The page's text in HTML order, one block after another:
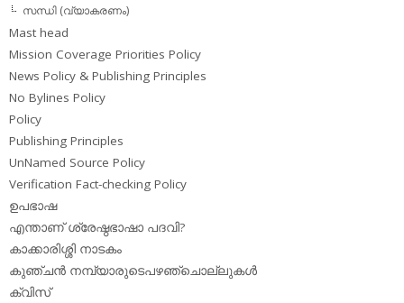
സന്ധി (വ്യാകരണം)
Mast head
Mission Coverage Priorities Policy
News Policy & Publishing Principles
No Bylines Policy
Policy
Publishing Principles
UnNamed Source Policy
Verification Fact-checking Policy
ഉപഭാഷ
എന്താണ് ശ്രേഷ്ഠഭാഷാ പദവി?
കാക്കാരിശ്ശി നാടകം
കുഞ്ചന്‍ നമ്പ്യാരുടെപഴഞ്ചൊല്ലുകള്‍
ക്വിസ്